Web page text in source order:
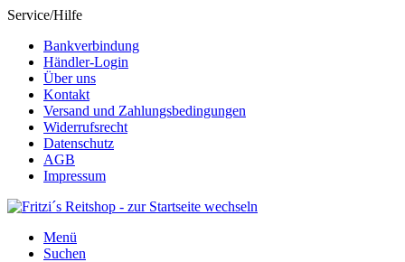
Service/Hilfe
Bankverbindung
Händler-Login
Über uns
Kontakt
Versand und Zahlungsbedingungen
Widerrufsrecht
Datenschutz
AGB
Impressum
Menü
Suchen